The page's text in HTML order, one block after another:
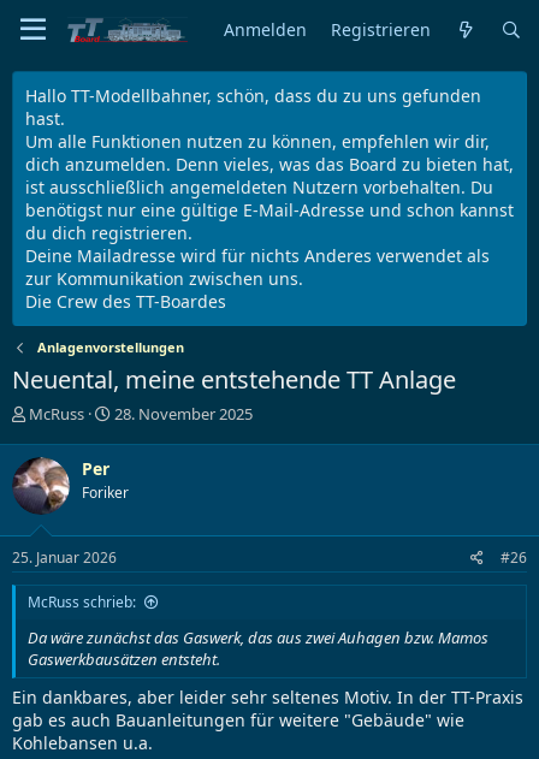
Anmelden Registrieren
Hallo TT-Modellbahner, schön, dass du zu uns gefunden
hast.
Um alle Funktionen nutzen zu können, empfehlen wir dir,
dich anzumelden. Denn vieles, was das Board zu bieten hat,
ist ausschließlich angemeldeten Nutzern vorbehalten. Du
benötigst nur eine gültige E-Mail-Adresse und schon kannst
du dich registrieren.
Deine Mailadresse wird für nichts Anderes verwendet als
zur Kommunikation zwischen uns.
Die Crew des TT-Boardes
Anlagenvorstellungen
Neuental, meine entstehende TT Anlage
E
s
t
e
l
e
r
McRuss
E
e
l
t
a
m
28. November 2025
Per
Foriker
25. Januar 2026 #26
McRuss schrieb:
Da wäre zunächst das Gaswerk, das aus zwei Auhagen bzw. Mamos
Gaswerkbausätzen entsteht.
Ein dankbares, aber leider sehr seltenes Motiv. In der TT-Praxis
gab es auch Bauanleitungen für weitere "Gebäude" wie
Kohlebansen u.a.